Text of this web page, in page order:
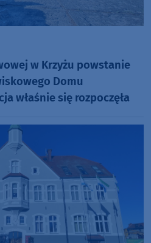
w Krzyżu powstanie
Domu
właśnie się rozpoczęła